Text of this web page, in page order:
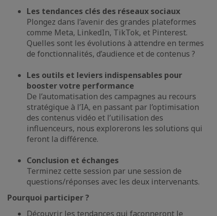
Les tendances clés des réseaux sociaux
Plongez dans l’avenir des grandes plateformes
comme Meta, LinkedIn, TikTok, et Pinterest.
Quelles sont les évolutions à attendre en termes
de fonctionnalités, d’audience et de contenus ?
Les outils et leviers indispensables pour
booster votre performance
De l’automatisation des campagnes au recours
stratégique à l’IA, en passant par l’optimisation
des contenus vidéo et l’utilisation des
influenceurs, nous explorerons les solutions qui
feront la différence.
Conclusion et échanges
Terminez cette session par une session de
questions/réponses avec les deux intervenants.
Pourquoi participer ?
Découvrir les tendances qui façonneront le